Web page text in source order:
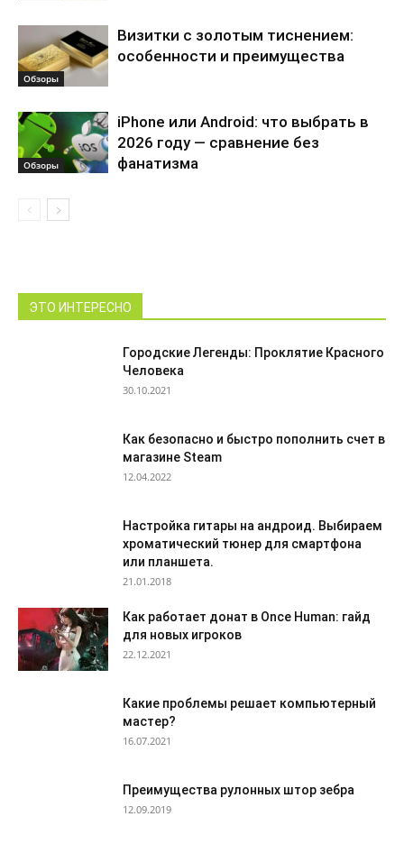
Обзоры
Визитки с золотым тиснением:
особенности и преимущества
Обзоры
iPhone или Android: что выбрать в
2026 году — сравнение без
фанатизма
ЭТО ИНТЕРЕСНО
Городские Легенды: Проклятие Красного
Человека
30.10.2021
Как безопасно и быстро пополнить счет в
магазине Steam
12.04.2022
Настройка гитары на андроид. Выбираем
хроматический тюнер для смартфона
или планшета.
21.01.2018
Как работает донат в Once Human: гайд
для новых игроков
22.12.2021
Какие проблемы решает компьютерный
мастер?
16.07.2021
Преимущества рулонных штор зебра
12.09.2019